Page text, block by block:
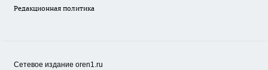
Редакционная политика
Сетевое издание oren1.ru